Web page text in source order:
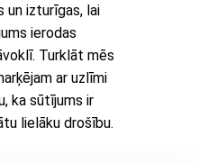
un izturīgas, lai
ierodas
Turklāt mēs
ar uzlīmi
ka sūtījums ir
lielāku drošību.